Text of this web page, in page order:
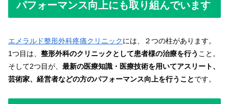
パフォーマンス向上にも取り組んでいます
エメラルド整形外科疼痛クリニックには、２つの柱があります。
1つ目は、 整形外科のクリニックとして患者様の治療を行う こと。
そして2つ目が、 最新の医療知識・医療技術を用いてアスリート、
芸術家、経営者などの方のパフォーマンス向上を行うことです。